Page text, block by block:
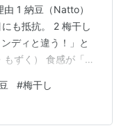
1 納豆（Natto）
も抵抗。 2 梅干し
ディと違う！」と
ずく） 食感が「ス
味噌の風味や塩分
身） 見た目
んこん 土っぽい香
#梅干し